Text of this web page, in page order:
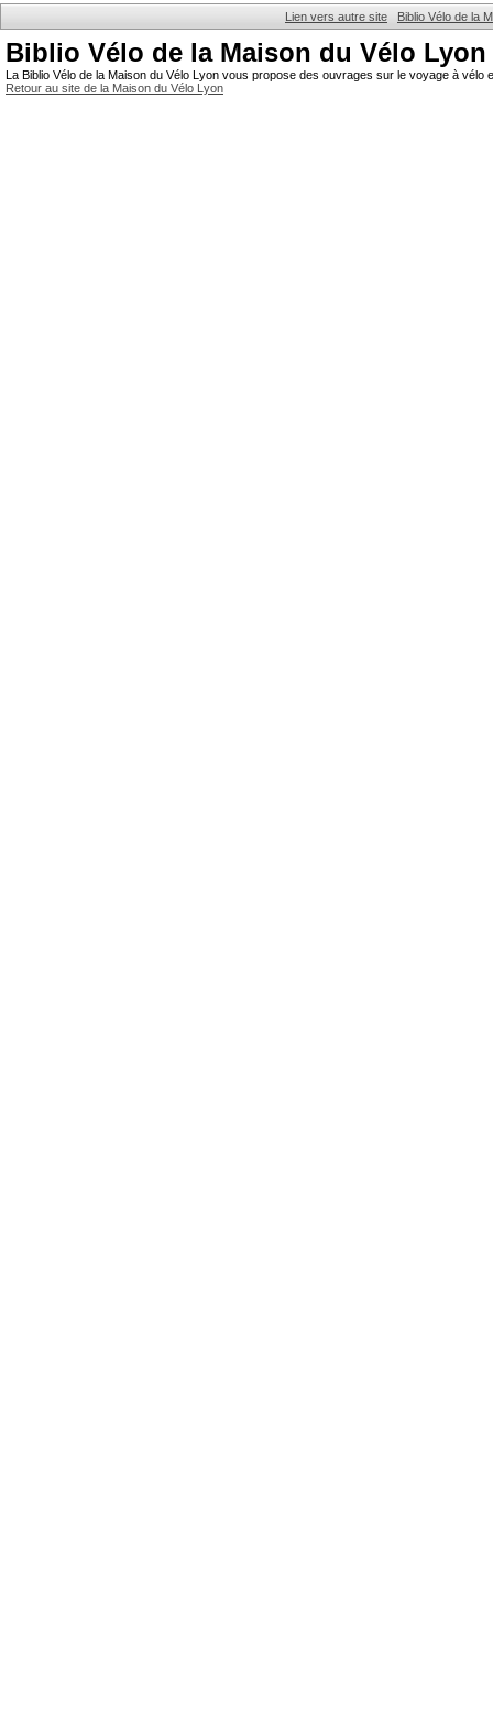
Lien vers autre site Biblio Vélo de la
Biblio Vélo de la Maison du Vélo Lyon
La Biblio Vélo de la Maison du Vélo Lyon vous propose des ouvrages sur le voyage à
Retour au site de la Maison du Vélo Lyon